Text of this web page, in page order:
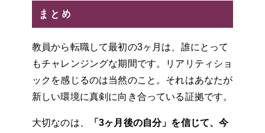
まとめ
教員から転職して最初の3ヶ月は、誰にとって
もチャレンジングな期間です。リアリティショ
ックを感じるのは当然のこと。それはあなたが
新しい環境に真剣に向き合っている証拠です。
大切なのは、
「3ヶ月後の自分」を信じて、今